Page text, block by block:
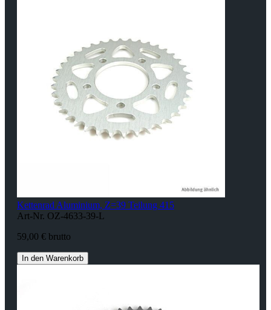
Kettenrad Aluminium, Z=39 Teilung 415
Art-Nr. OZ-4633-39-L
59,00 € brutto
In den Warenkorb